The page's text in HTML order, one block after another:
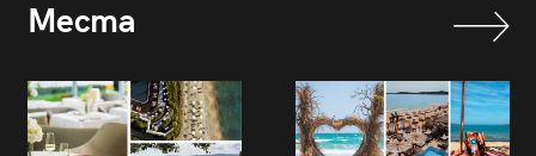
Места